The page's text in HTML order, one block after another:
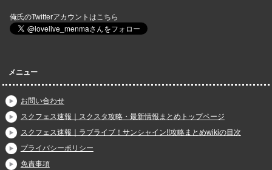
俺氏のTwitterアカウントはこちら
メニュー
お問い合わせ
スクフェス速報｜スクスタ攻略・最新情報まとめトップページ
スクフェス速報｜ラブライブ！サンシャイン!!攻略まとめwikiの目次
プライバシーポリシー
免責事項